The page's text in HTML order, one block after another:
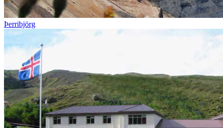
Þerribjörg